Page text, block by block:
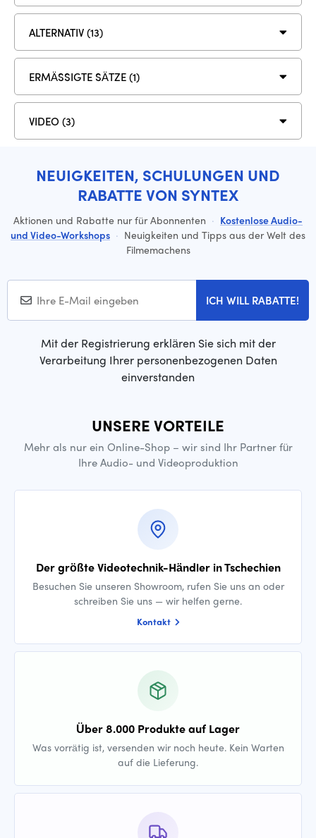
ALTERNATIV (13)
ERMÄSSIGTE SÄTZE (1)
VIDEO (3)
NEUIGKEITEN, SCHULUNGEN UND
RABATTE VON SYNTEX
Aktionen und Rabatte nur für Abonnenten · Kostenlose Audio-
und Video-Workshops · Neuigkeiten und Tipps aus der Welt des
Filmemachens
ICH WILL RABATTE!
Mit der Registrierung erklären Sie sich mit der
Verarbeitung Ihrer personenbezogenen Daten
einverstanden
UNSERE VORTEILE
Mehr als nur ein Online-Shop – wir sind Ihr Partner für
Ihre Audio- und Videoproduktion
Der größte Videotechnik-Händler in Tschechien
Besuchen Sie unseren Showroom, rufen Sie uns an oder
schreiben Sie uns — wir helfen gerne.
Kontakt
Über 8.000 Produkte auf Lager
Was vorrätig ist, versenden wir noch heute. Kein Warten
auf die Lieferung.